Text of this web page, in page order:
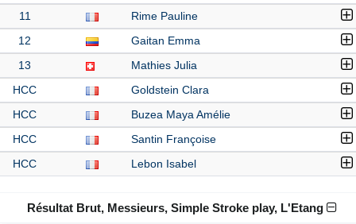
11 Rime Pauline
12 Gaitan Emma
13 Mathies Julia
HCC Goldstein Clara
HCC Buzea Maya Amélie
HCC Santin Françoise
HCC Lebon Isabel
Résultat Brut, Messieurs, Simple Stroke play, L'Etang